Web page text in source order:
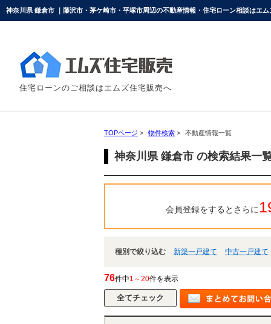
神奈川県 鎌倉市 ｜藤沢市・茅ケ崎市・平塚市周辺の不動産情報・住宅ローン相談はエム
住宅ローンのご相談はエムズ住宅販売へ
TOPページ > 物件検索 > 不動産情報一覧
神奈川県 鎌倉市 の検索結果一
会員登録をするとさらに
種別で絞り込む 新築一戸建て 中古一戸建て
76件中1～20件を表示